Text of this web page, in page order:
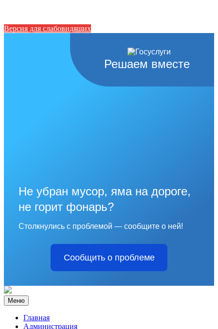
Версия для слабовидящих
Решаем вместе
Не убран мусор, яма на дороге,
не горит фонарь?
Столкнулись с проблемой — сообщите о ней!
Сообщить о проблеме
Меню
Главная
Администрация